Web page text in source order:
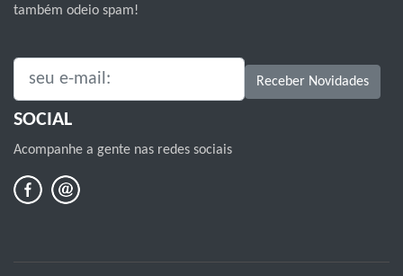
também odeio spam!
SEU E-MAIL: Receber Novidades
SOCIAL
Acompanhe a gente nas redes sociais